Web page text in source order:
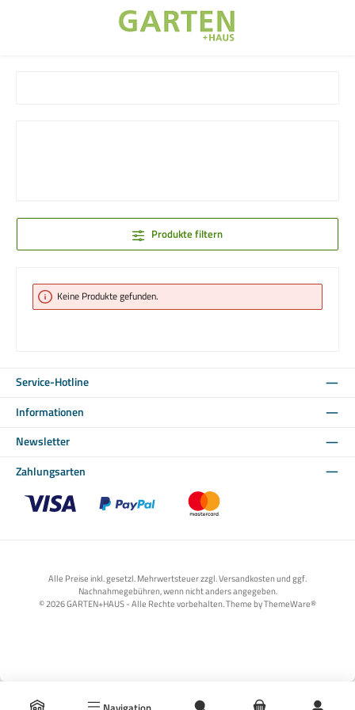
Produkte filtern
Keine Produkte gefunden.
Service-Hotline
Informationen
Newsletter
Zahlungsarten
Alle Preise inkl. gesetzl. Mehrwertsteuer zzgl. Versandkosten und ggf.
Nachnahmegebühren, wenn nicht anders angegeben.
© 2026 GARTEN+HAUS - Alle Rechte vorbehalten. Theme byThemeWare®